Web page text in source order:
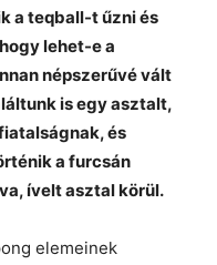
a teqball-t űzni és
lehet-e a
népszerűvé vált
is egy asztalt,
és
a furcsán
ívelt asztal körül.
elemeinek